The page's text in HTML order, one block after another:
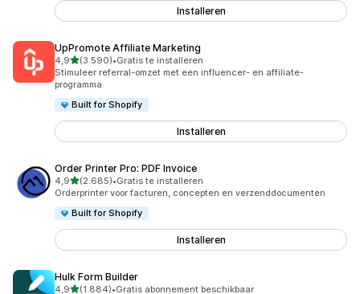
Installeren
UpPromote Affiliate Marketing
4,9van 5 sterren
(3.590)
3590 recensies in totaal
•Gratis te installeren
Stimuleer referral-omzet met een influencer- en affiliate-
programma
Built for Shopify
Installeren
Order Printer Pro: PDF Invoice
4,9van 5 sterren
(2.685)
2685 recensies in totaal
•Gratis te installeren
Orderprinter voor facturen, concepten en verzenddocumenten
Built for Shopify
Installeren
Hulk Form Builder
4,9van 5 sterren
(1.884)•Gratis abonnement beschikbaar